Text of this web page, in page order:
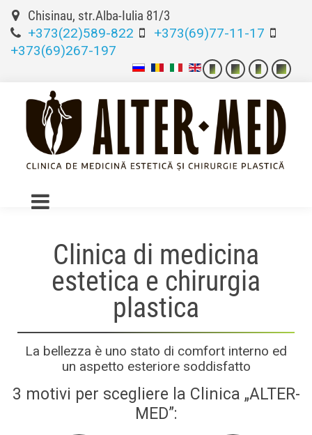
Chisinau, str.Alba-Iulia 81/3
+373(22)589-822
+373(69)77-11-17
+373(69)267-197
Clinica di medicina
estetica e chirurgia
plastica
La bellezza è uno stato di comfort interno ed
un aspetto esteriore soddisfatto
3 motivi per scegliere la Clinica „ALTER-
MED”: